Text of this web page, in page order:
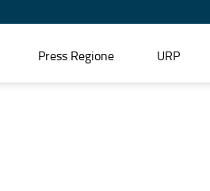
Press Regione URP